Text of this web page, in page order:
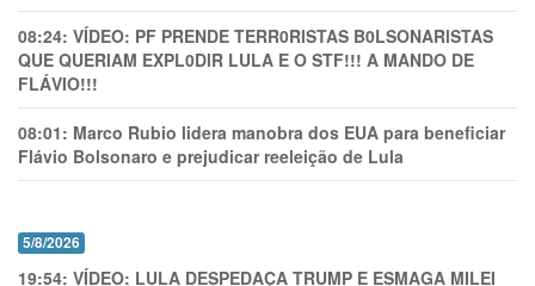
08:24: VÍDEO: PF PRENDE TERR0RlSTAS B0LSONARlSTAS
QUE QUERIAM EXPL0DlR LULA E O STF!!! A MANDO DE
FLÁVIO!!!
08:01: Marco Rubio lidera manobra dos EUA para beneficiar
Flávio Bolsonaro e prejudicar reeleição de Lula
5/8/2026
19:54: VÍDEO: LULA DESPEDAÇA TRUMP E ESMAGA MILEI